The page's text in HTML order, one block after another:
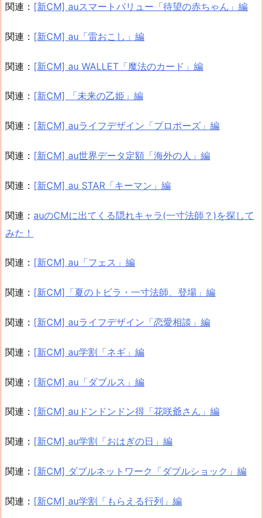
関連： [新CM] auスマートバリュー「待望の赤ちゃん」編
関連： [新CM] au「雷おこし」編
関連： [新CM] au WALLET「魔法のカード」編
関連： [新CM] 「未来の乙姫」編
関連： [新CM] auライフデザイン「プロポーズ」編
関連： [新CM] au世界データ定額「海外の人」編
関連： [新CM] au STAR「キーマン」編
関連： auのCMに出てくる隠れキャラ(一寸法師？)を探して
みた！
関連： [新CM] au「フェス」編
関連： [新CM]「夏のトビラ・一寸法師、登場」編
関連： [新CM] auライフデザイン「恋愛相談」編
関連： [新CM] au学割「ネギ」編
関連： [新CM] au「ダブルス」編
関連： [新CM] auドンドンドン得「花咲爺さん」編
関連： [新CM] au学割「おはぎの日」編
関連： [新CM] ダブルネットワーク「ダブルショック」編
関連： [新CM] au学割「もらえる行列」編